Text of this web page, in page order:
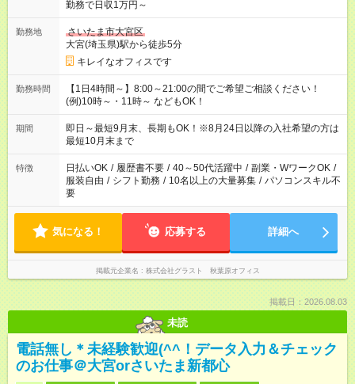
勤務で日収1万円～
勤務地
さいたま市大宮区
大宮(埼玉県)駅から徒歩5分
キレイなオフィスです
勤務時間
【1日4時間～】8:00～21:00の間でご希望ご相談ください！
(例)10時～・11時～ などもOK！
期間
即日～最短9月末、長期もOK！※8月24日以降の入社希望の方は
最短10月末まで
特徴 日払いOK / 履歴書不要 / 40～50代活躍中 / 副業・WワークOK /
服装自由 / シフト勤務 / 10名以上の大量募集 / パソコンスキル不
要
気になる！ 応募する 詳細へ
掲載元企業名 株式会社グラスト 秋葉原オフィス
掲載日：2026.08.03
未読
電話無し＊未経験歓迎(^^！データ入力＆チェック
のお仕事＠大宮orさいたま新都心